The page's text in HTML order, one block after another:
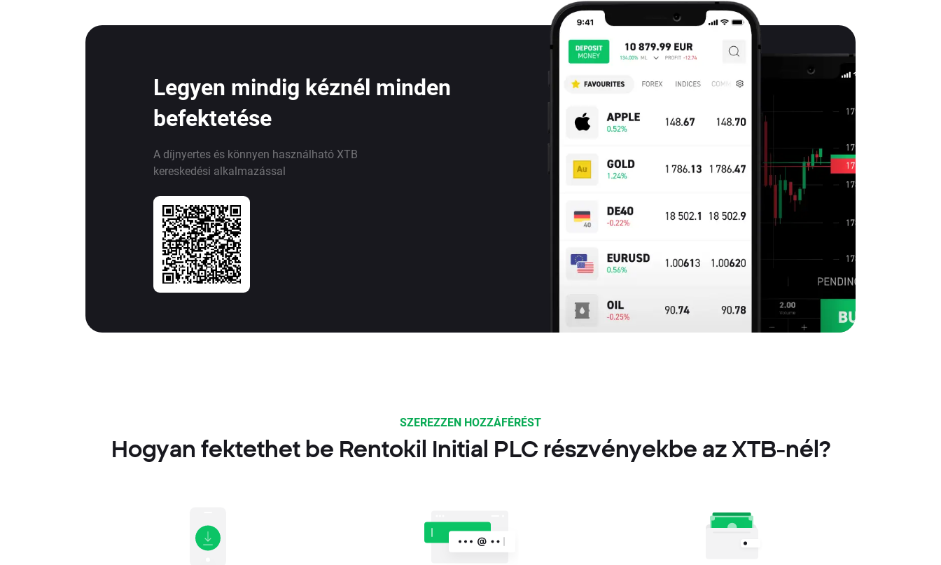
Legyen mindig kéznél minden
befektetése
A díjnyertes és könnyen használható XTB
kereskedési alkalmazással
SZEREZZEN HOZZÁFÉRÉST
Hogyan fektethet be Rentokil Initial PLC részvényekbe az XTB-nél?